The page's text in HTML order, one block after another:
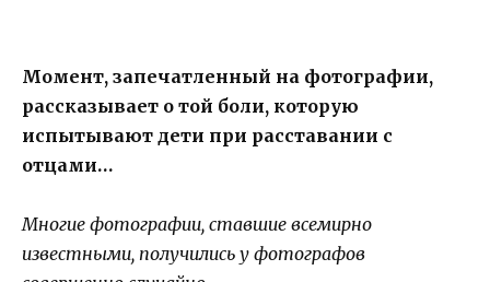
Момент, запечатленный на фотографии,
рассказывает о той боли, которую
испытывают дети при расставании с
отцами…
Многие фотографии, ставшие всемирно
известными, получились у фотографов